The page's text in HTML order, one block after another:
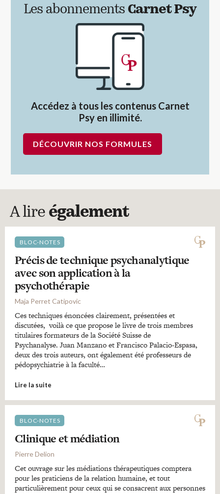
Les abonnements Carnet Psy
Accédez à tous les contenus Carnet
Psy en illimité.
DÉCOUVRIR NOS FORMULES
A lire également
BLOC-NOTES
Précis de technique psychanalytique
avec son application à la
psychothérapie
Maja Perret Catipovic
Ces techniques énoncées clairement, présentées et
discutées, voilà ce que propose le livre de trois membres
titulaires formateurs de la Société Suisse de
Psychanalyse. Juan Manzano et Francisco Palacio-Espasa,
deux des trois auteurs, ont également été professeurs de
pédopsychiatrie à la faculté…
Lire la suite
BLOC-NOTES
Clinique et médiation
Pierre Delion
Cet ouvrage sur les médiations thérapeutiques comptera
pour les praticiens de la relation humaine, et tout
particulièrement pour ceux qui se consacrent aux personnes